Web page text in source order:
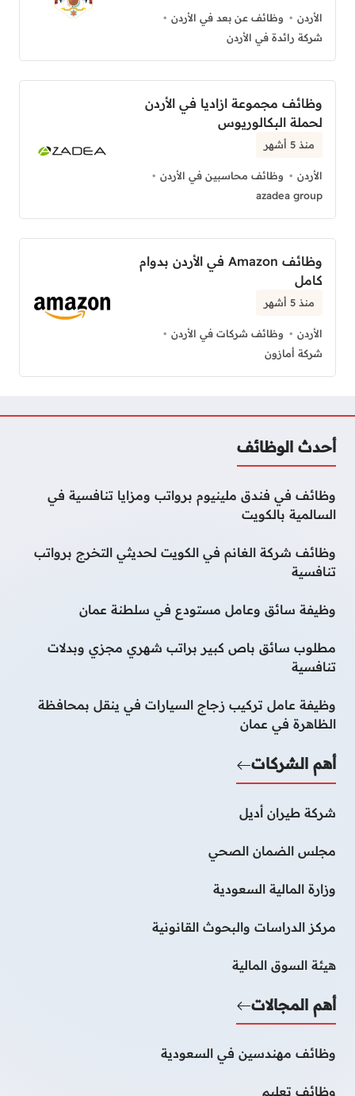
الأردن
وظائف عن بعد في الأردن
شركة رائدة في الأردن
وظائف مجموعة ازاديا في الأردن
لحملة البكالوريوس
منذ 5 أشهر
الأردن
وظائف محاسبين في الأردن
azadea group
وظائف Amazon في الأردن بدوام
كامل
منذ 5 أشهر
الأردن
وظائف شركات في الأردن
شركة أمازون
أحدث الوظائف
وظائف في فندق ملينيوم برواتب ومزايا تنافسية في
السالمية بالكويت
وظائف شركة الغانم في الكويت لحديثي التخرج برواتب
تنافسية
وظيفة سائق وعامل مستودع في سلطنة عمان
مطلوب سائق باص كبير براتب شهري مجزي وبدلات
تنافسية
وظيفة عامل تركيب زجاج السيارات في ينقل بمحافظة
الظاهرة في عمان
أهم الشركات
شركة طيران أديل
مجلس الضمان الصحي
وزارة المالية السعودية
مركز الدراسات والبحوث القانونية
هيئة السوق المالية
أهم المجالات
وظائف مهندسين في السعودية
وظائف تعليم